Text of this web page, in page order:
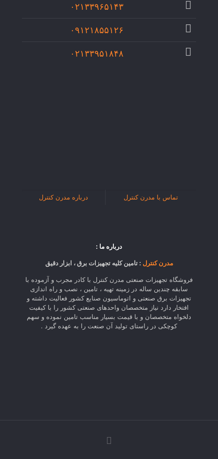
۰۲۱۳۳۹۶۵۱۴۳
۰۹۱۲۱۸۵۵۱۲۶
۰۲۱۳۳۹۵۱۸۴۸
تماس با مدرن کنترل درباره مدرن کنترل
درباره ما :
مدرن کنترل : تامین کلیه تجهیزات برق ، ابزار دقیق
فروشگاه تجهیزات صنعتی مدرن کنترل با کادر مجرب و آزموده با
سابقه چندین ساله در زمینه تهیه ، تامین ، نصب و راه اندازی
تجهیزات برق صنعتی و اتوماسیون صنایع کشور فعالیت داشته و
افتخار دارد نیاز متخصصان واحدهای صنعتی کشور را با کیفیت
دلخواه متخصصان و با قیمت بسیار مناسب تامین نموده و سهم
کوچکی در راستای تولید آن صنعت را به عهده گیرد .